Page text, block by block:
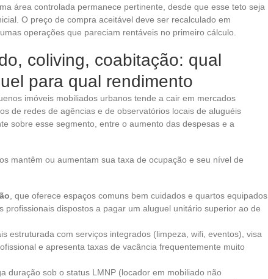
área controlada permanece pertinente, desde que esse teto seja
O preço de compra aceitável deve ser recalculado em
operações que pareciam rentáveis no primeiro cálculo.
coliving, coabitação: qual
para qual rendimento
imóveis mobiliados urbanos tende a cair em mercados
de redes de agências e de observatórios locais de aluguéis
sobre esse segmento, entre o aumento das despesas e a
mantêm ou aumentam sua taxa de ocupação e seu nível de
, que oferece espaços comuns bem cuidados e quartos equipados,
profissionais dispostos a pagar um aluguel unitário superior ao de
estruturada com serviços integrados (limpeza, wifi, eventos), visa
e apresenta taxas de vacância frequentemente muito
duração sob o status LMNP (locador em mobiliado não